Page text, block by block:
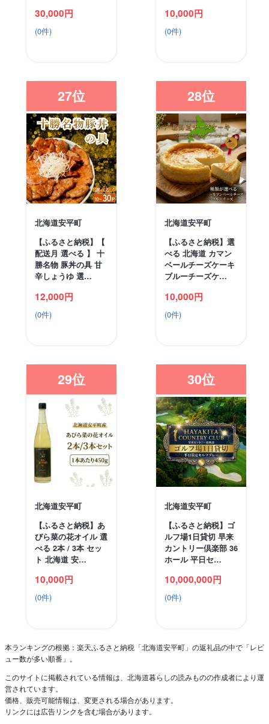
30,000円
(0件)
10,000円
(0件)
27位
北海道安平町
【ふるさと納税】【
配送月 選べる 】 十
勝名物 豚丼の具 甘
辛しょうゆ 選…
12,000円
(0件)
28位
北海道安平町
【ふるさと納税】選
べる 北海道 カマン
ベールチーズケーキ
ブルーチーズケ…
10,000円
(0件)
29位
北海道安平町
【ふるさと納税】あ
びら菜の花オイル 選
べる 2本 / 3本 セッ
ト 北海道 安…
10,000円
(0件)
30位
北海道安平町
【ふるさと納税】ゴ
ルフ場1日貸切 早来
カントリー倶楽部 36
ホール 平日セ…
10,000,000円
(0件)
本ランキングの根拠：楽天ふるさと納税「北海道安平町」の返礼品の中で「レビ
ュー数が多い順番」。
このサイトに掲載されている情報は、北海道暮らしの読みものの作成者により運
営されています。
価格、販売可能情報は、変更される場合があります。
リンクには広告リンクを含む場合があります。